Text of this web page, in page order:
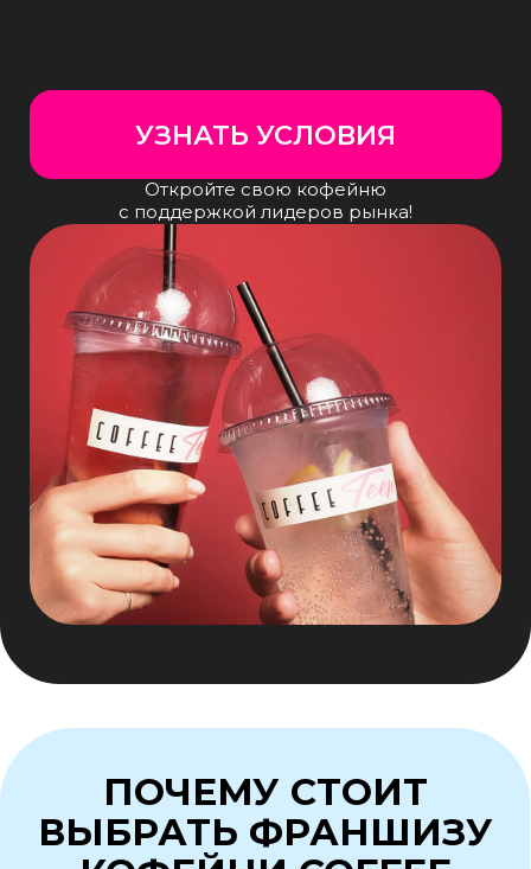
продаётся
Забудьте о пустых витринах и низких
выручках. Мы обеспечим вас ходовыми
рецептурами и точными алгоритмами
Команда профессионалов
в вашем распоряжении
Поставки, обучение, поддержка —
за каждым партнёром закрепляется
команда, которая работает
на результат, не требуя доплат
Упрощаем процессы —
вы зарабатываете
Мы убираем лишние функции
и переводим их в аутсорсинг
Сложности с персоналом?
С нами хотят работать — высокая
выручка означает достойную зарплату
Дорожная карта
У нас есть чёткий план и график
перехода с понятными целями